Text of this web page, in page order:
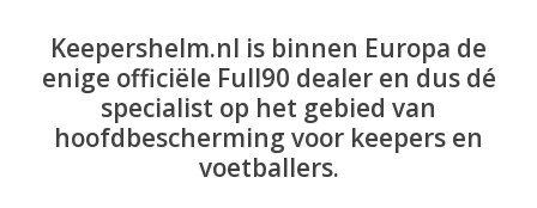
Keepershelm.nl is binnen Europa de
enige officiële Full90 dealer en dus dé
specialist op het gebied van
hoofdbescherming voor keepers en
voetballers.